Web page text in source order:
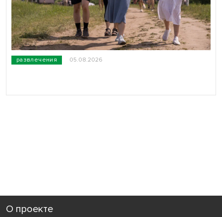
развлечения 05.08.2026
О проекте